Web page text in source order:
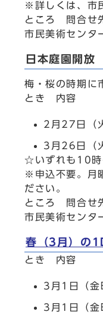
※詳しくは、市
ところ 問合せ
市民美術セン
日本庭園開放
梅・桜の時期に
とき 内容
2月27日（
3月26日（
☆いずれも10
※申込不要。月
ださい。
ところ 問合せ
市民美術セン
春（3月）の
とき 内容
3月1日（金
3月1日（金